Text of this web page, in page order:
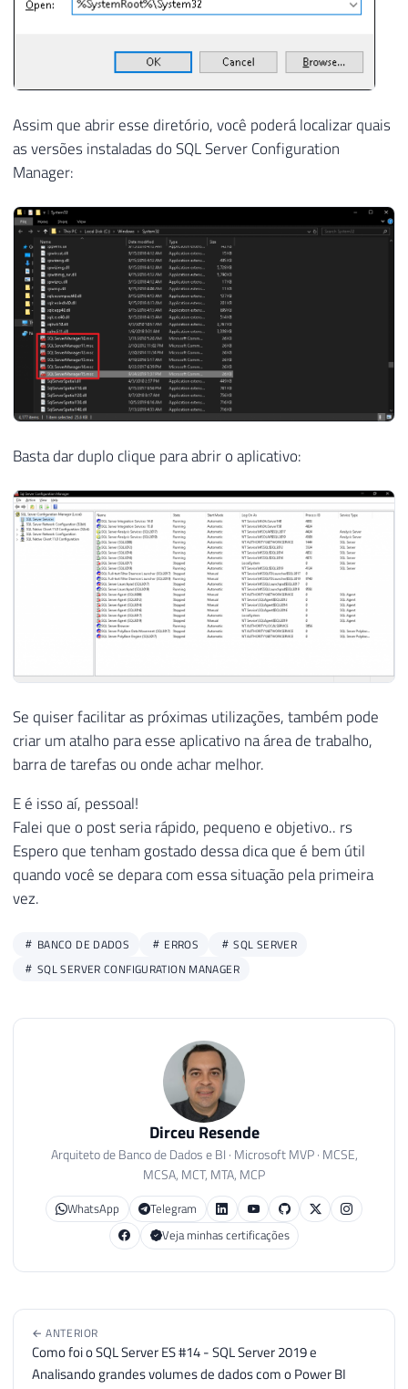
Assim que abrir esse diretório, você poderá localizar quais
as versões instaladas do SQL Server Configuration
Manager:
Basta dar duplo clique para abrir o aplicativo:
Se quiser facilitar as próximas utilizações, também pode
criar um atalho para esse aplicativo na área de trabalho,
barra de tarefas ou onde achar melhor.
E é isso aí, pessoal!
Falei que o post seria rápido, pequeno e objetivo.. rs
Espero que tenham gostado dessa dica que é bem útil
quando você se depara com essa situação pela primeira
vez.
BANCO DE DADOS ERROS
SQL SERVER
SQL SERVER CONFIGURATION MANAGER
Dirceu Resende
Arquiteto de Banco de Dados e BI · Microsoft MVP · MCSE,
MCSA, MCT, MTA, MCP
WhatsApp
Telegram
Veja minhas certificações
← ANTERIOR
Como foi o SQL Server ES #14 - SQL Server 2019 e
Analisando grandes volumes de dados com o Power BI